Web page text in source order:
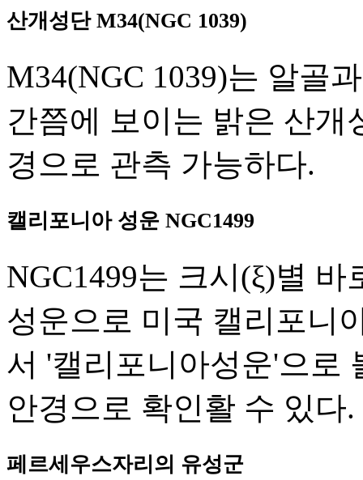
산개성단 M34(NGC 1039)
M34(NGC 1039)는 알골
간쯤에 보이는 밝은 산
경으로 관측 가능하다.
캘리포니아 성운 NGC1499
NGC1499는 크시(ξ)별
성운으로 미국 캘리포니
서 '캘리포니아성운'으로
안경으로 확인활 수 있다.
페르세우스자리의 유성군